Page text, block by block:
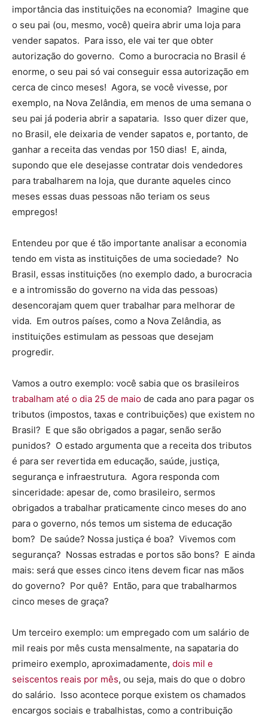
importância das instituições na economia? Imagine que
o seu pai (ou, mesmo, você) queira abrir uma loja para
vender sapatos. Para isso, ele vai ter que obter
autorização do governo. Como a burocracia no Brasil é
enorme, o seu pai só vai conseguir essa autorização em
cerca de cinco meses! Agora, se você vivesse, por
exemplo, na Nova Zelândia, em menos de uma semana o
seu pai já poderia abrir a sapataria. Isso quer dizer que,
no Brasil, ele deixaria de vender sapatos e, portanto, de
ganhar a receita das vendas por 150 dias! E, ainda,
supondo que ele desejasse contratar dois vendedores
para trabalharem na loja, que durante aqueles cinco
meses essas duas pessoas não teriam os seus
empregos!
Entendeu por que é tão importante analisar a economia
tendo em vista as instituições de uma sociedade? No
Brasil, essas instituições (no exemplo dado, a burocracia
e a intromissão do governo na vida das pessoas)
desencorajam quem quer trabalhar para melhorar de
vida. Em outros países, como a Nova Zelândia, as
instituições estimulam as pessoas que desejam
progredir.
Vamos a outro exemplo: você sabia que os brasileiros
trabalham até o dia 25 de maio de cada ano para pagar os
tributos (impostos, taxas e contribuições) que existem no
Brasil? E que são obrigados a pagar, senão serão
punidos? O estado argumenta que a receita dos tributos
é para ser revertida em educação, saúde, justiça,
segurança e infraestrutura. Agora responda com
sinceridade: apesar de, como brasileiro, sermos
obrigados a trabalhar praticamente cinco meses do ano
para o governo, nós temos um sistema de educação
bom? De saúde? Nossa justiça é boa? Vivemos com
segurança? Nossas estradas e portos são bons? E ainda
mais: será que esses cinco itens devem ficar nas mãos
do governo? Por quê? Então, para que trabalharmos
cinco meses de graça?
Um terceiro exemplo: um empregado com um salário de
mil reais por mês custa mensalmente, na sapataria do
primeiro exemplo, aproximadamente, dois mil e
seiscentos reais por mês, ou seja, mais do que o dobro
do salário. Isso acontece porque existem os chamados
encargos sociais e trabalhistas, como a contribuição